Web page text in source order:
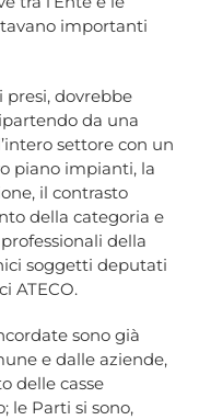
importanti
dovrebbe
da una
settore con un
piano impianti, la
il contrasto
della categoria e
della
soggetti deputati
ATECO.
sono già
e dalle aziende,
delle casse
le Parti si sono,